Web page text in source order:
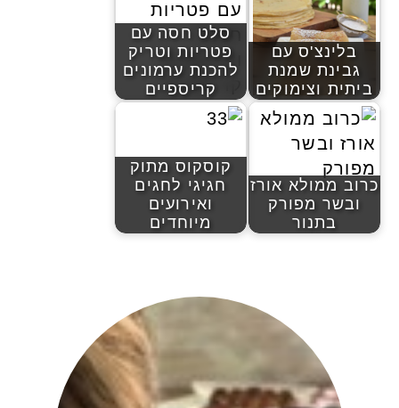
בלינצ'ס עם
גבינת שמנת
ביתית וצימוקים
סלט חסה עם
פטריות וטריק
להכנת ערמונים
קריספיים
כרוב ממולא אורז
ובשר מפורק
בתנור
קוסקוס מתוק
חגיגי לחגים
ואירועים
מיוחדים